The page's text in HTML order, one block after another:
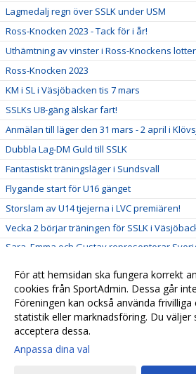
Lagmedalj regn över SSLK under USM
Ross-Knocken 2023 - Tack för i år!
Uthämtning av vinster i Ross-Knockens
Ross-Knocken 2023
KM i SL i Väsjöbacken tis 7 mars
SSLKs U8-gäng älskar fart!
Anmälan till läger den 31 mars - 2 april i
Dubbla Lag-DM Guld till SSLK
Fantastiskt träningsläger i Sundsvall
Flygande start för U16 gänget
Storslam av U14 tjejerna i LVC premiären!
Vecka 2 börjar träningen för SSLK i
Sara, Emma och Gustav representerar
Maria, Algot och Jonathan tilldelas årets
Stipendium
Klubbkläder Huski Wear
För att hemsidan ska fungera korrekt
cookies från SportAdmin. Dessa går
Föreningen kan också använda
statistik eller marknadsföring. Du väljer
acceptera dessa.
Anpassa dina val